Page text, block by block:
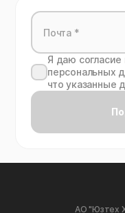
Я даю
персональных
что указанные
АО "Юзтех